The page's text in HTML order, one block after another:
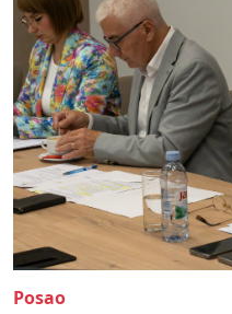
Posao